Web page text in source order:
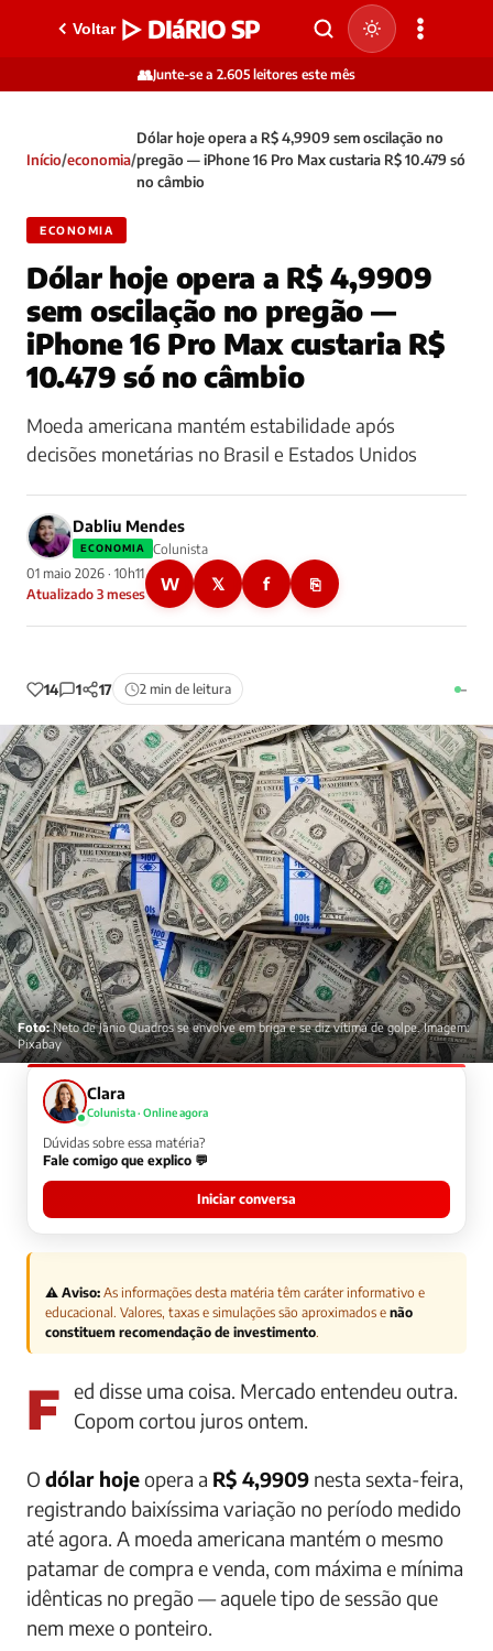
Voltar ▷ DIáRIO SP
👥Junte-se a 2.605 leitores este mês
Início/economia/
Dólar hoje opera a R$ 4,9909 sem oscilação no
pregão — iPhone 16 Pro Max custaria R$ 10.479 só
no câmbio
ECONOMIA
Dólar hoje opera a R$ 4,9909
sem oscilação no pregão —
iPhone 16 Pro Max custaria R$
10.479 só no câmbio
Moeda americana mantém estabilidade após
decisões monetárias no Brasil e Estados Unidos
Dabliu Mendes
ECONOMIA
Colunista
01 maio 2026 · 10h11
Atualizado 3 meses
W 𝕏 f ⎘
14 1 17 2 min de leitura –
Foto:Neto de Jânio Quadros se envolve em briga e se diz vítima de golpe. Imagem:
Pixabay
Clara
Colunista · Online agora
Dúvidas sobre essa matéria?
Fale comigo que explico 💬
Iniciar conversa
⚠️ Aviso: As informações desta matéria têm caráter informativo e
educacional. Valores, taxas e simulações são aproximados e não
constituem recomendação de investimento.
Fed disse uma coisa. Mercado entendeu outra. Copom cortou juros ontem.
O dólar hojeopera a R$ 4,9909 nesta sexta-feira,
registrando baixíssima variação no período medido
até agora. A moeda americana mantém o mesmo
patamar de compra e venda, com máxima e mínima
idênticas no pregão — aquele tipo de sessão que
nem mexe o ponteiro.